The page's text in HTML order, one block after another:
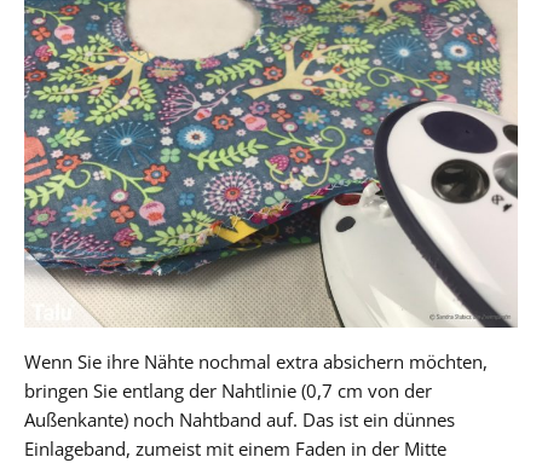
Wenn Sie ihre Nähte nochmal extra absichern möchten,
bringen Sie entlang der Nahtlinie (0,7 cm von der
Außenkante) noch Nahtband auf. Das ist ein dünnes
Einlageband, zumeist mit einem Faden in der Mitte